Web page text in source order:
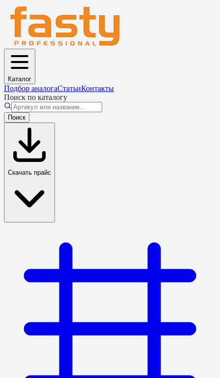
Каталог
Подбор аналогаСтатьиКонтакты
Поиск по каталогу
Поиск
Скачать прайс